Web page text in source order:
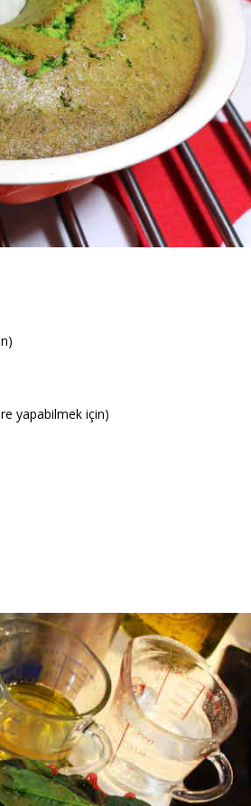
yapabilmek için)